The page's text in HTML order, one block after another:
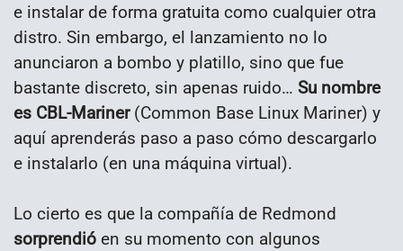
e instalar de forma gratuita como cualquier otra
distro. Sin embargo, el lanzamiento no lo
anunciaron a bombo y platillo, sino que fue
bastante discreto, sin apenas ruido… Su nombre
es CBL-Mariner(Common Base Linux Mariner) y
aquí aprenderás paso a paso cómo descargarlo
e instalarlo (en una máquina virtual).
Lo cierto es que la compañía de Redmond
sorprendió en su momento con algunos